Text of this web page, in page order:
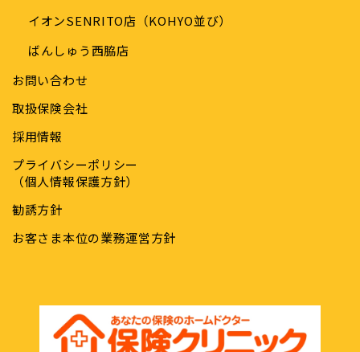
イオンSENRITO店（KOHYO並び）
ばんしゅう西脇店
お問い合わせ
取扱保険会社
採用情報
プライバシーポリシー
（個人情報保護方針）
勧誘方針
お客さま本位の業務運営方針